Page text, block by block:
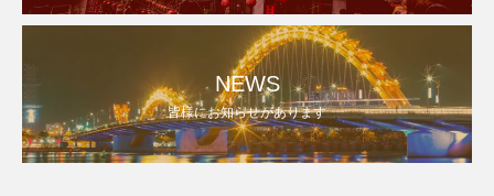
NEWS
皆様にお知らせがあります